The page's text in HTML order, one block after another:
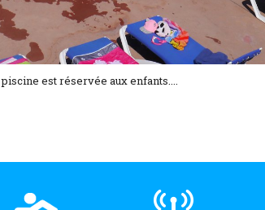
est réservée aux enfants....